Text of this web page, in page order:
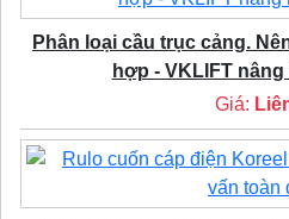
Phân loại cầu trục cảng.
hợp - VKLIFT
Giá: